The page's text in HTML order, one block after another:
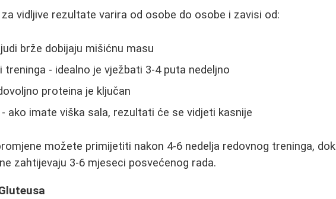
vidljive rezultate varira od osobe do osobe i zavisi od:
brže dobijaju mišićnu masu
- idealno je vježbati 3-4 puta nedeljno
proteina je ključan
ako imate viška sala, rezultati će se vidjeti kasnije
možete primijetiti nakon 4-6 nedelja redovnog treninga, dok
zahtijevaju 3-6 mjeseci posvećenog rada.